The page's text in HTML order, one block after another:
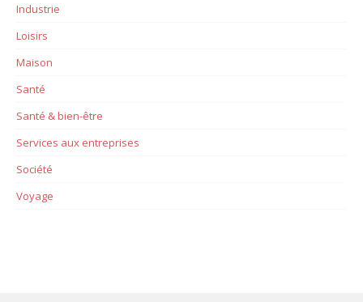
Industrie
Loisirs
Maison
Santé
Santé & bien-être
Services aux entreprises
Société
Voyage